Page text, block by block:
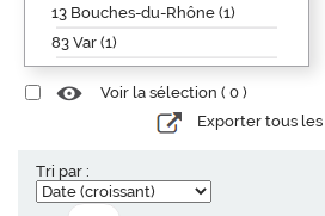
13 Bouches-du-Rhône (1)
83 Var (1)
Voir la sélection ( 0 )
Exporter tous
Tri par :